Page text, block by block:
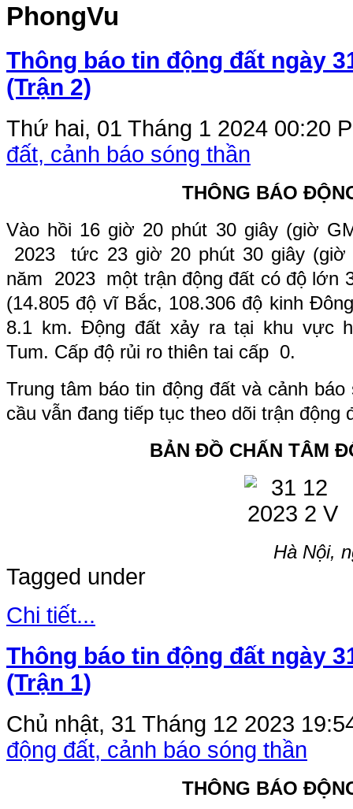
PhongVu
Thông báo tin động đất ngày
(Trận 2)
Thứ hai, 01 Tháng 1 2024 00:20
đất, cảnh báo sóng thần
THÔNG BÁO
Vào hồi 16 giờ 20 phút 30 giây (giờ
2023 tức 23 giờ 20 phút 30 giây (giờ
năm 2023 một trận động đất có độ lớn
(14.805 độ vĩ Bắc, 108.306 độ kinh
8.1 km. Động đất xảy ra tại khu vực
Tum. Cấp độ rủi ro thiên tai cấp 0.
Trung tâm báo tin động đất và cảnh
cầu vẫn đang tiếp tục theo dõi trận động
BẢN ĐỒ CHẤN TÂM
Hà Nội,
Tagged under
Chi tiết...
Thông báo tin động đất ngày
(Trận 1)
Chủ nhật, 31 Tháng 12 2023
động đất, cảnh báo sóng thần
THÔNG BÁO